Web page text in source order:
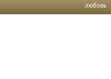
любовь